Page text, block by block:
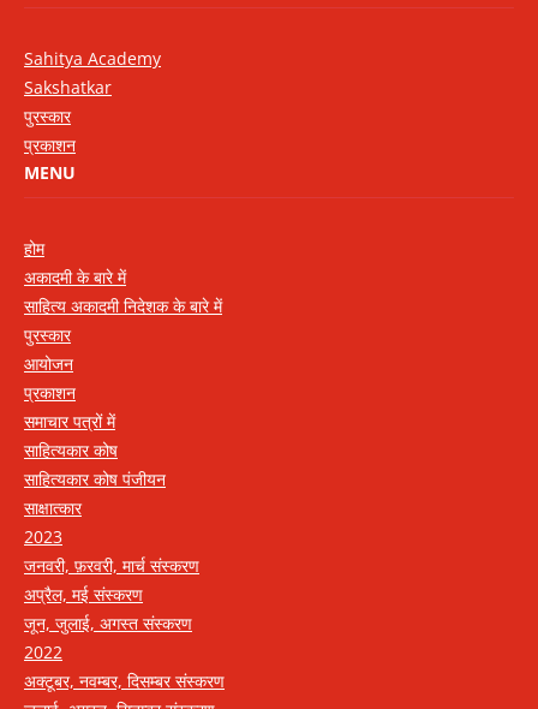
Sahitya Academy
Sakshatkar
पुरस्कार
प्रकाशन
MENU
होम
अकादमी के बारे में
साहित्य अकादमी निदेशक के बारे में
पुरस्कार
आयोजन
प्रकाशन
समाचार पत्रों में
साहित्यकार कोष
साहित्यकार कोष पंजीयन
साक्षात्कार
2023
जनवरी, फ़रवरी, मार्च संस्करण
अप्रैल, मई संस्करण
जून, जुलाई, अगस्त संस्करण
2022
अक्टूबर, नवम्बर, दिसम्बर संस्करण